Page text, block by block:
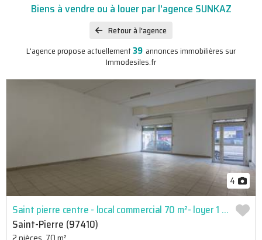
Biens à vendre ou à louer par l'agence SUNKAZ
Retour à l'agence
L'agence propose actuellement39 annonces immobilières sur
Immodesiles.fr
4
Saint pierre centre - local commercial 70 m²- loyer 1 300  h
Saint-Pierre (97410)